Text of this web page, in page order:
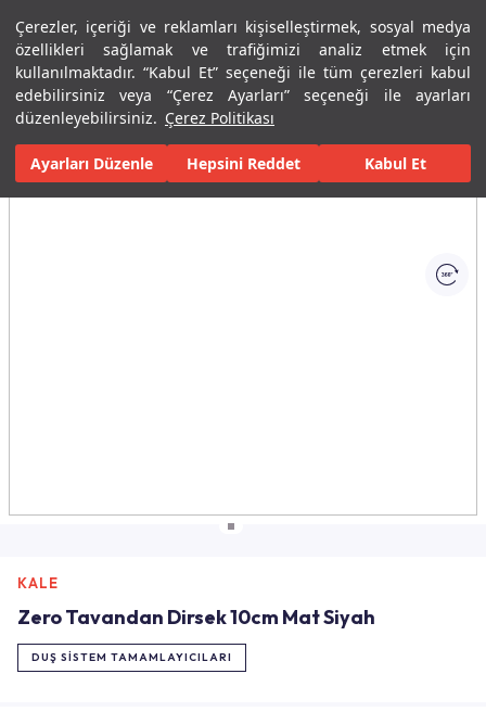
Çerezler, içeriği ve reklamları kişiselleştirmek, sosyal medya
özellikleri sağlamak ve trafiğimizi analiz etmek için
kullanılmaktadır. “Kabul Et” seçeneği ile tüm çerezleri kabul
edebilirsiniz veya “Çerez Ayarları” seçeneği ile ayarları
düzenleyebilirsiniz. Çerez Politikası
Ayarları Düzenle Hepsini Reddet Kabul Et
Menü Menü
Ana Sayfa Banyolar Duş Sistemleri Duş Sistem Tamamlayıcıları
Tüm Görseller(1)
KALE
Zero Tavandan Dirsek 10cm Mat Siyah
DUŞ SISTEM TAMAMLAYICILARI